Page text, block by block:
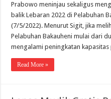
Prabowo meninjau sekaligus
balik Lebaran 2022 di Pelabuhan
(7/5/2022). Menurut Sigit, jika
Pelabuhan Bakauheni mulai dari
mengalami peningkatan
Read More »